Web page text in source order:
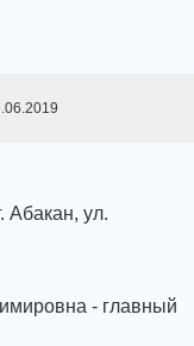
Абакан, ул.
- главный